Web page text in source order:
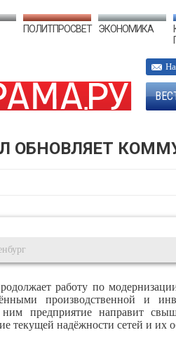
ПОЛИТПРОСВЕТ ЭКОНОМИКА
ОБНОВЛЯЕТ
работу по
производственной и
предприятие направит
текущей надёжности сетей и их